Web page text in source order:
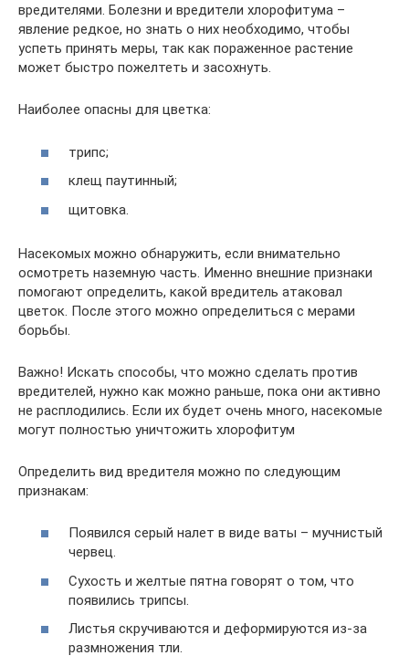
вредителями. Болезни и вредители хлорофитума –
явление редкое, но знать о них необходимо, чтобы
успеть принять меры, так как пораженное растение
может быстро пожелтеть и засохнуть.
Наиболее опасны для цветка:
трипс;
клещ паутинный;
щитовка.
Насекомых можно обнаружить, если внимательно
осмотреть наземную часть. Именно внешние признаки
помогают определить, какой вредитель атаковал
цветок. После этого можно определиться с мерами
борьбы.
Важно! Искать способы, что можно сделать против
вредителей, нужно как можно раньше, пока они активно
не расплодились. Если их будет очень много, насекомые
могут полностью уничтожить хлорофитум
Определить вид вредителя можно по следующим
признакам:
Появился серый налет в виде ваты – мучнистый
червец.
Сухость и желтые пятна говорят о том, что
появились трипсы.
Листья скручиваются и деформируются из-за
размножения тли.